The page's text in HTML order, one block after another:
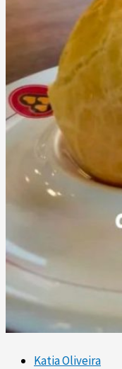
Katia Oliveira